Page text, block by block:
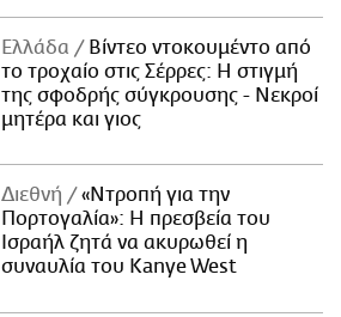
Ελλάδα
Βίντεο ντοκουμέντο από
το τροχαίο στις Σέρρες: Η στιγμή
της σφοδρής σύγκρουσης - Νεκροί
μητέρα και γιος
Διεθνή
«Ντροπή για την
Πορτογαλία»: Η πρεσβεία του
Ισραήλ ζητά να ακυρωθεί η
συναυλία του Kanye West